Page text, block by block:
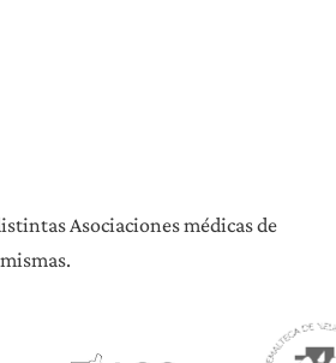
Asociaciones médicas de